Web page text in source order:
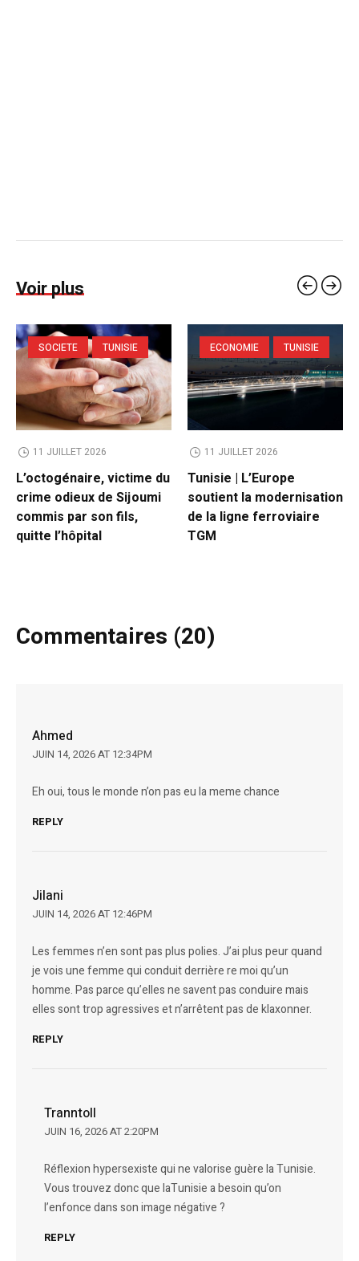
Voir plus
SOCIETE TUNISIE
11 JUILLET 2026
L’octogénaire, victime du
crime odieux de Sijoumi
commis par son fils,
quitte l’hôpital
ECONOMIE TUNISIE
11 JUILLET 2026
Tunisie | L’Europe
soutient la modernisation
de la ligne ferroviaire
TGM
Commentaires (20)
Ahmed
JUIN 14, 2026 AT 12:34PM
Eh oui, tous le monde n’on pas eu la meme chance
REPLY
Jilani
JUIN 14, 2026 AT 12:46PM
Les femmes n’en sont pas plus polies. J’ai plus peur quand
je vois une femme qui conduit derrière re moi qu’un
homme. Pas parce qu’elles ne savent pas conduire mais
elles sont trop agressives et n’arrêtent pas de klaxonner.
REPLY
Tranntoll
JUIN 16, 2026 AT 2:20PM
Réflexion hypersexiste qui ne valorise guère la Tunisie.
Vous trouvez donc que laTunisie a besoin qu’on
l’enfonce dans son image négative ?
REPLY